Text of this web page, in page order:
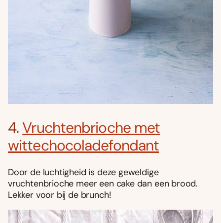
4.Vruchtenbrioche met
wittechocoladefondant
Door de luchtigheid is deze geweldige
vruchtenbrioche meer een cake dan een brood.
Lekker voor bij de brunch!